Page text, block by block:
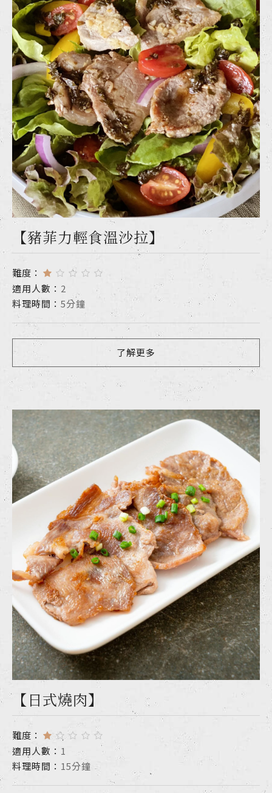
【豬菲力輕食溫沙拉】
難度：
適用人數： 2
料理時間： 5分鐘
了解更多
【日式燒肉】
難度：
適用人數： 1
料理時間： 15分鐘